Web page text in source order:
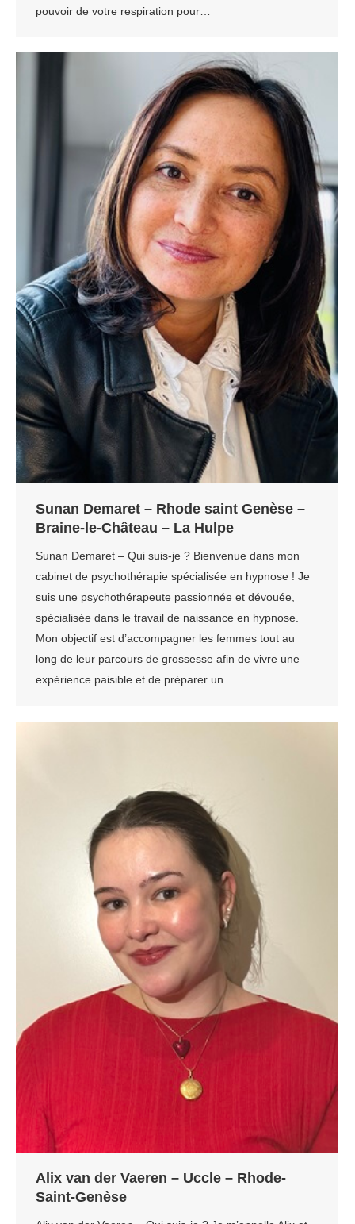
pouvoir de votre respiration pour…
Sunan Demaret – Rhode saint Genèse –
Braine-le-Château – La Hulpe
Sunan Demaret – Qui suis-je ? Bienvenue dans mon
cabinet de psychothérapie spécialisée en hypnose ! Je
suis une psychothérapeute passionnée et dévouée,
spécialisée dans le travail de naissance en hypnose.
Mon objectif est d’accompagner les femmes tout au
long de leur parcours de grossesse afin de vivre une
expérience paisible et de préparer un…
Alix van der Vaeren – Uccle – Rhode-
Saint-Genèse